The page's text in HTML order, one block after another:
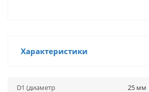
Характеристики
D1 (диаметр
25 мм